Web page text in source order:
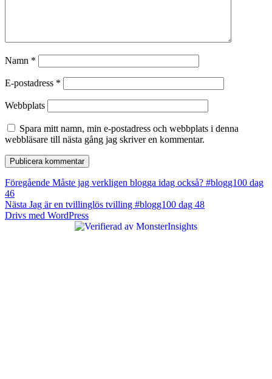
Namn *
E-postadress *
Webbplats
Spara mitt namn, min e-postadress och webbplats i denna
webbläsare till nästa gång jag skriver en kommentar.
Inläggsnavigering
Föregående Föregående
Måste jag verkligen blogga idag också? #blogg100 dag
46
Nästa Nästa
inlägg:
Jag är en tvillinglös tvilling #blogg100 dag 48
Drivs med WordPress